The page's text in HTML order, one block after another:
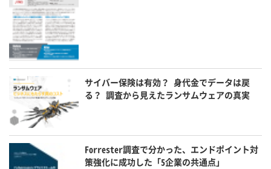
サイバー保険は有効？ 身代金でデータは戻
る？ 調査から見えたランサムウェアの真実
Forrester調査で分かった、エンドポイント対
策強化に成功した「5企業の共通点」